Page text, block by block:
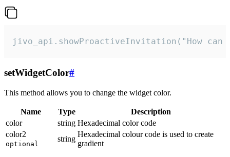
jivo_api.showProactiveInvitation("How
setWidgetColor#
This method allows you to change the widget color.
Name Type
Description
color
string Hexadecimal color code
color2
optional
string
Hexadecimal colour code is used to create
gradient